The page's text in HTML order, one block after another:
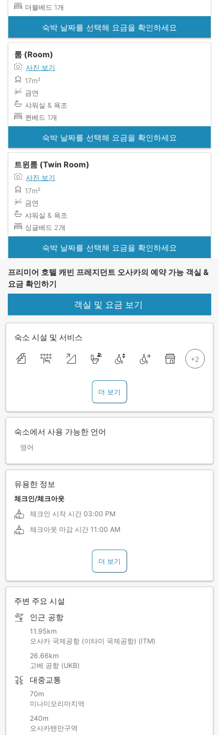
더블베드 1개
숙박 날짜를 선택해 요금을 확인하세요
룸 (Room)
사진 보기
17m²
금연
샤워실 & 욕조
퀸베드 1개
숙박 날짜를 선택해 요금을 확인하세요
트윈룸 (Twin Room)
사진 보기
17m²
금연
샤워실 & 욕조
싱글베드 2개
숙박 날짜를 선택해 요금을 확인하세요
프리미어 호텔 캐빈 프레지던트 오사카의 예약 가능 객실 &
요금 확인하기
객실 및 요금 보기
숙소 시설 및 서비스
더 보기
숙소에서 사용 가능한 언어
영어
유용한 정보
체크인/체크아웃
체크인 시작 시간 03:00 PM
체크아웃 마감 시간 11:00 AM
더 보기
주변 주요 시설
인근 공항
11.95km
오사카 국제공항 (이타미 국제공항) (ITM)
26.66km
고베 공항 (UKB)
대중교통
70m
미나미모리마치역
240m
오사카텐만구역